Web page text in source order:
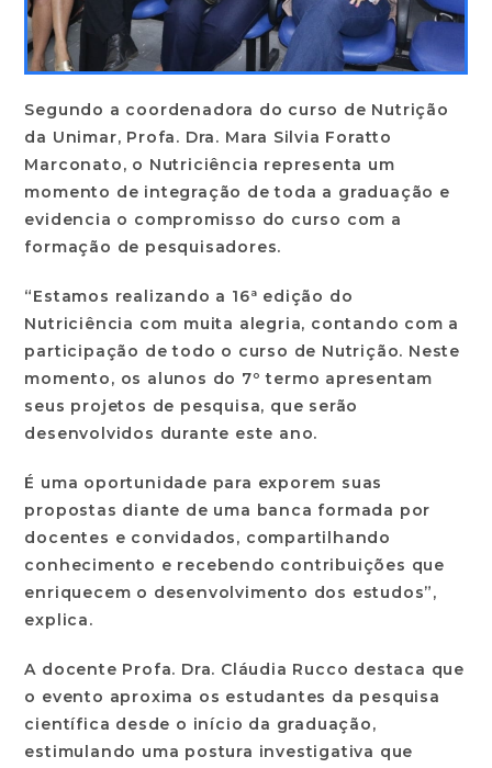
Segundo a coordenadora do curso de Nutrição
da Unimar, Profa. Dra. Mara Silvia Foratto
Marconato, o Nutriciência representa um
momento de integração de toda a graduação e
evidencia o compromisso do curso com a
formação de pesquisadores.
“Estamos realizando a 16ª edição do
Nutriciência com muita alegria, contando com a
participação de todo o curso de Nutrição. Neste
momento, os alunos do 7º termo apresentam
seus projetos de pesquisa, que serão
desenvolvidos durante este ano.
É uma oportunidade para exporem suas
propostas diante de uma banca formada por
docentes e convidados, compartilhando
conhecimento e recebendo contribuições que
enriquecem o desenvolvimento dos estudos”,
explica.
A docente Profa. Dra. Cláudia Rucco destaca que
o evento aproxima os estudantes da pesquisa
científica desde o início da graduação,
estimulando uma postura investigativa que